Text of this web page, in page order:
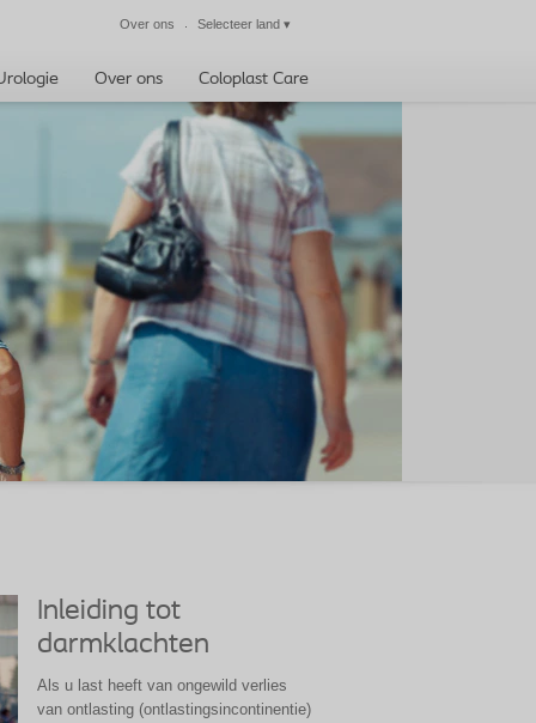
Sluiten
Over ons Selecteer land ▾
Over ons Coloplast Care
Inleiding tot
darmklachten
Als u last heeft van ongewild verlies
van ontlasting (ontlastingsincontinentie)